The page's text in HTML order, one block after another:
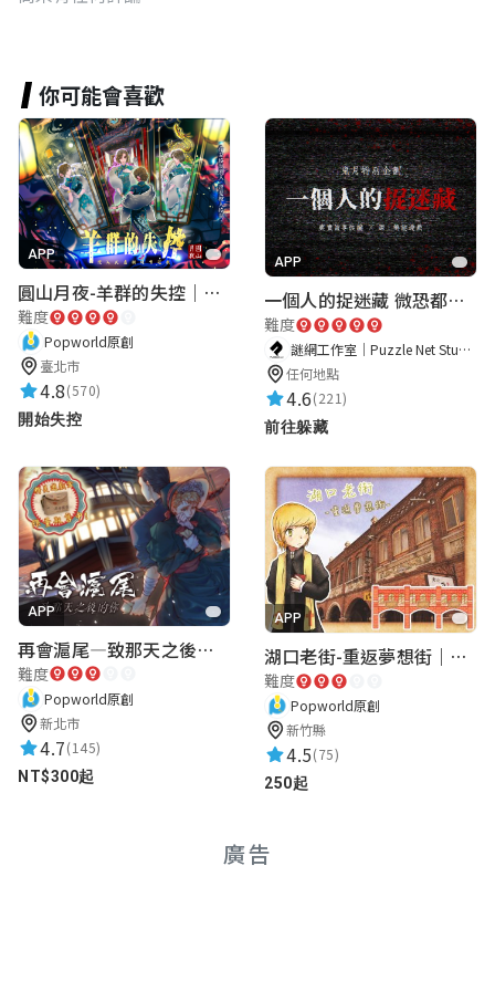
你可能會喜歡
APP
圓山月夜-羊群的失控｜圓山飯店 ARG實境解謎遊戲
難度
Popworld原創
臺北市
4.8(570)
開始失控
APP
一個人的捉迷藏 微恐都市傳說
難度
謎網工作室｜Puzzle Net Studio
任何地點
4.6(221)
前往躲藏
APP
再會滬尾—致那天之後的你｜淡水老街實境遊戲｜實體遊戲盒
難度
Popworld原創
新北市
4.7(145)
NT$300起
APP
湖口老街-重返夢想街｜新竹老街城市解謎
難度
Popworld原創
新竹縣
4.5(75)
250起
廣告